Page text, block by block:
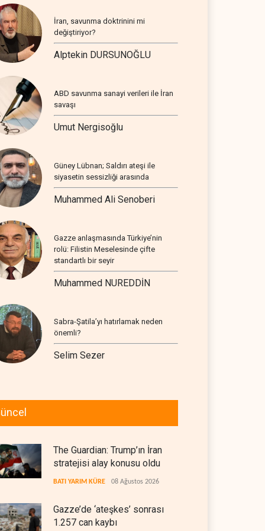
İran, savunma doktrinini mi
değiştiriyor?
Alptekin DURSUNOĞLU
ABD savunma sanayi verileri ile İran
savaşı
Umut Nergisoğlu
Güney Lübnan; Saldırı ateşi ile
siyasetin sessizliği arasında
Muhammed Ali Senoberi
Gazze anlaşmasında Türkiye’nin
rolü: Filistin Meselesinde çifte
standartlı bir seyir
Muhammed NUREDDİN
Sabra-Şatila’yı hatırlamak neden
önemli?
Selim Sezer
The Guardian: Trump’ın İran
stratejisi alay konusu oldu
BATI YARIM KÜRE 08 Ağustos 2026
Gazze’de ‘ateşkes’ sonrası
1.257 can kaybı